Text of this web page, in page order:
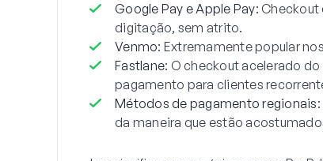
Google Pay e Apple Pay:
digitação, sem atrito.
Venmo: Extremamente popular
Fastlane: O checkout acelerado
pagamento para clientes
Métodos de pagamento regionais
da maneira que estão